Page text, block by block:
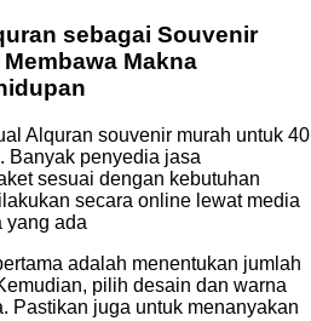
sebagai Souvenir
Makna
Alquran souvenir murah untuk 40
Banyak penyedia jasa
sesuai dengan kebutuhan
secara online lewat media
yang ada
adalah menentukan jumlah
pilih desain dan warna
Pastikan juga untuk menanyakan